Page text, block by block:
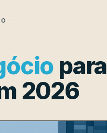
para
2026